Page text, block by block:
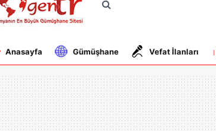
Anasayfa Gümüşhane Vefat İlanları